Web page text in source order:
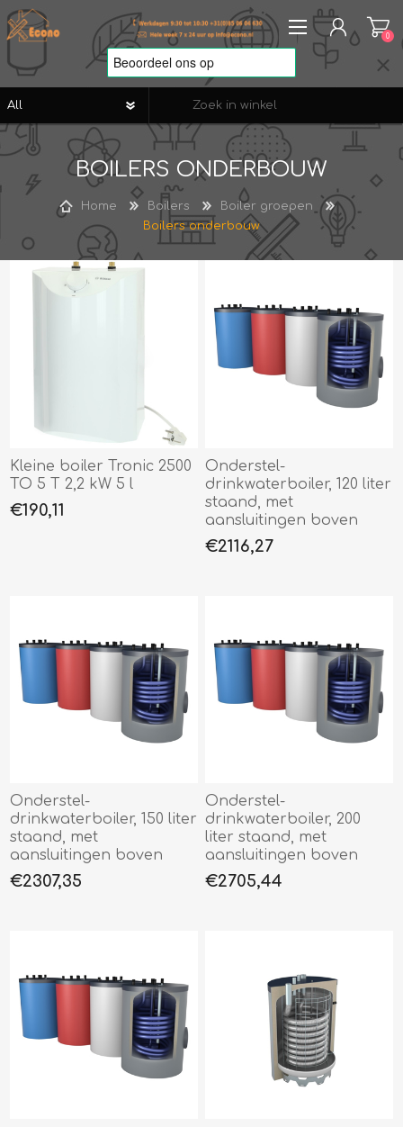
REGISTREREN
AANMELDEN
VERLANGLIJST
0
0
BOILERS ONDERBOUW
Home Boilers
Boiler groepen
Boilers onderbouw
Kleine boiler Tronic 2500
TO 5 T 2,2 kW 5 l
€190,11
Onderstel-
drinkwaterboiler, 120 liter
staand, met
aansluitingen boven
€2116,27
Onderstel-
drinkwaterboiler, 150 liter
staand, met
aansluitingen boven
€2307,35
Onderstel-
drinkwaterboiler, 200
liter staand, met
aansluitingen boven
€2705,44